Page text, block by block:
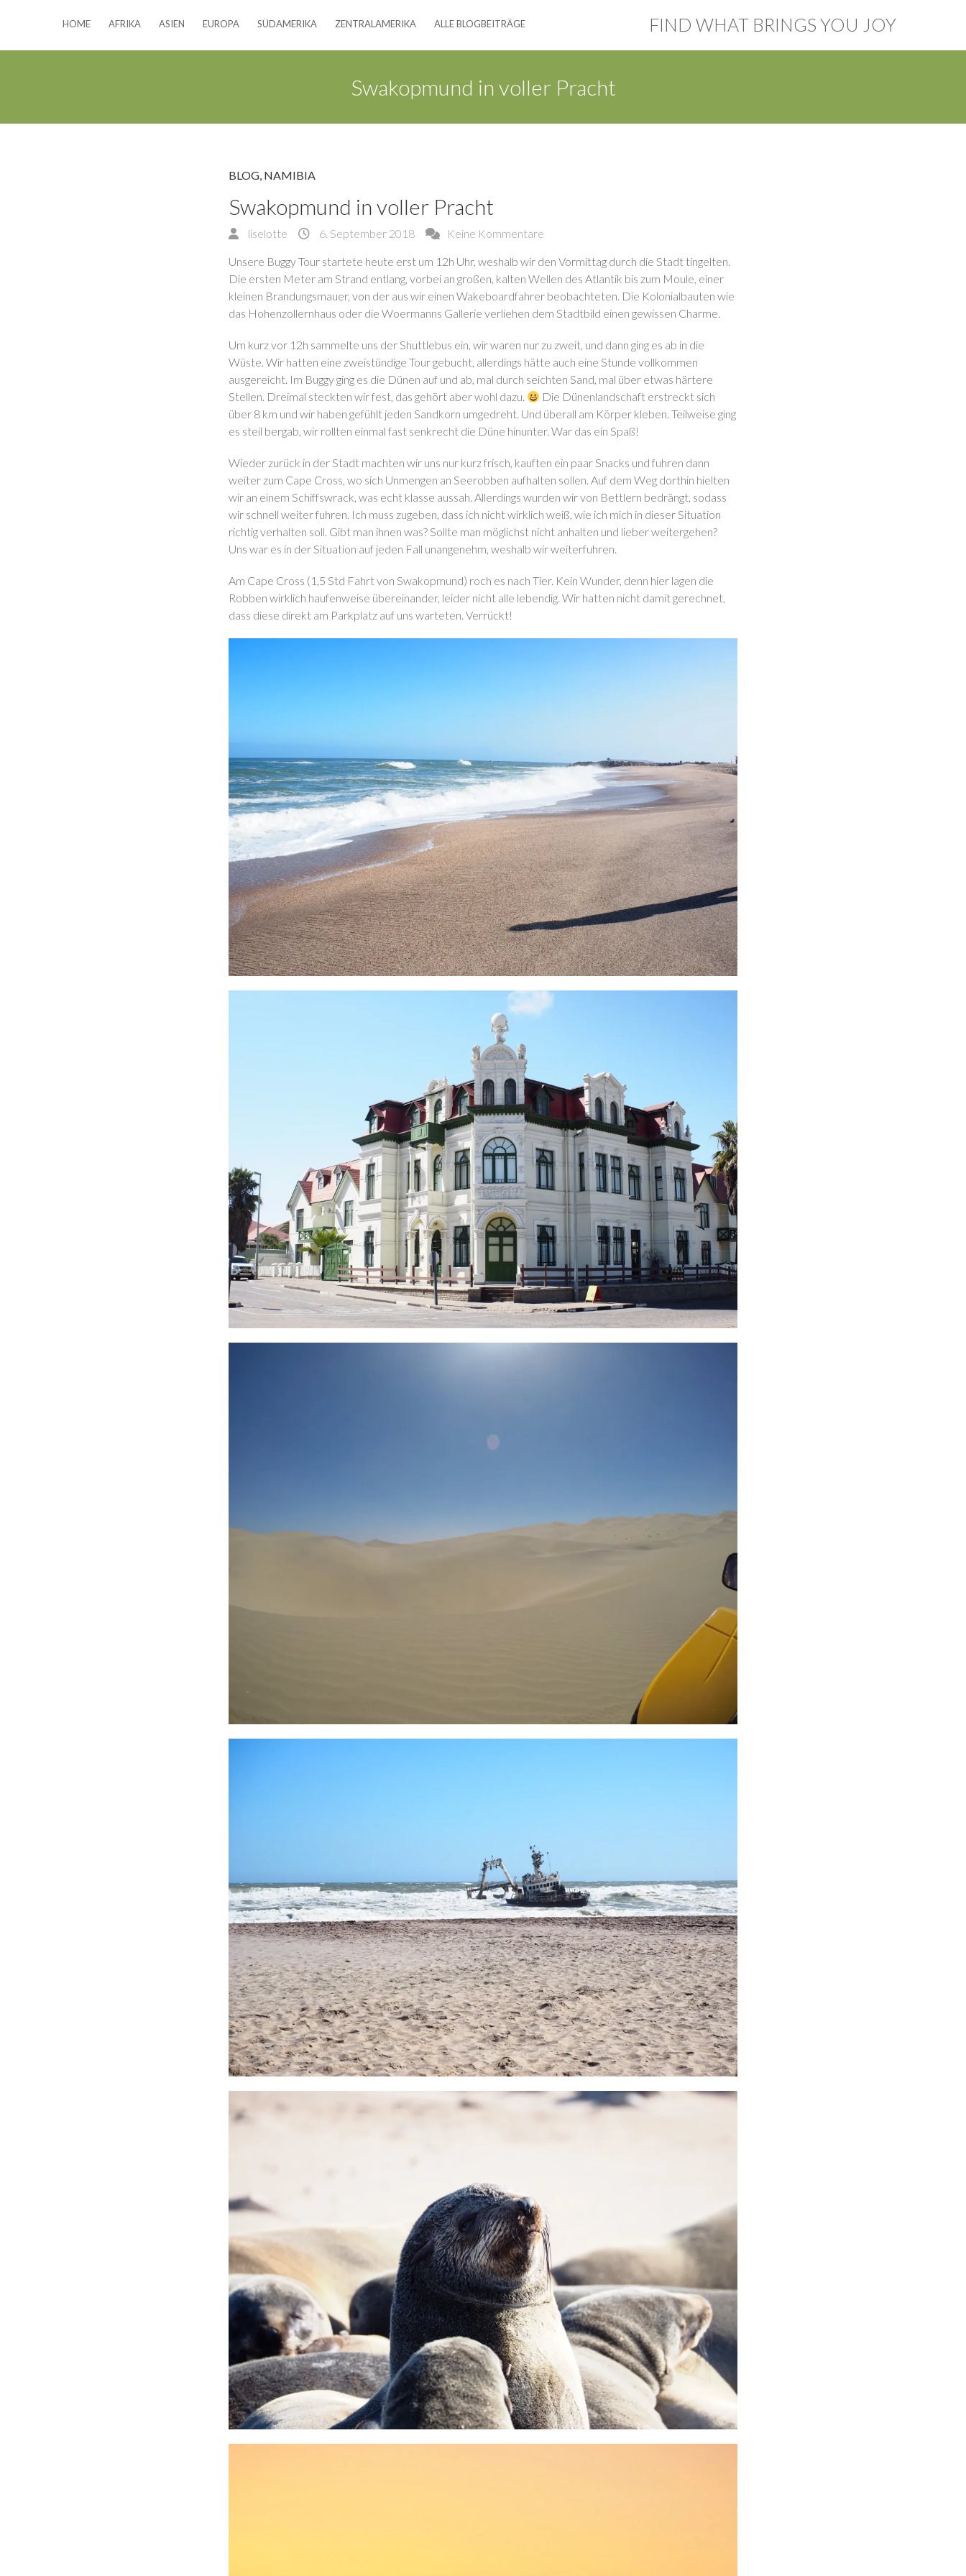
FIND WHAT BRINGS YOU JOY
HOME AFRIKA ASIEN EUROPA SÜDAMERIKA ZENTRALAMERIKA ALLE BLOGBEITRÄGE
Swakopmund in voller Pracht
BLOG, NAMIBIA
Swakopmund in voller Pracht
liselotte 6. September 2018 Keine Kommentare
Unsere Buggy Tour startete heute erst um 12h Uhr, weshalb wir den Vormittag durch die Stadt tingelten.
Die ersten Meter am Strand entlang, vorbei an großen, kalten Wellen des Atlantik bis zum Moule, einer
kleinen Brandungsmauer, von der aus wir einen Wakeboardfahrer beobachteten. Die Kolonialbauten wie
das Hohenzollernhaus oder die Woermanns Gallerie verliehen dem Stadtbild einen gewissen Charme.
Um kurz vor 12h sammelte uns der Shuttlebus ein, wir waren nur zu zweit, und dann ging es ab in die
Wüste. Wir hatten eine zweistündige Tour gebucht, allerdings hätte auch eine Stunde vollkommen
ausgereicht. Im Buggy ging es die Dünen auf und ab, mal durch seichten Sand, mal über etwas härtere
Stellen. Dreimal steckten wir fest, das gehört aber wohl dazu.
Die Dünenlandschaft erstreckt sich
über 8 km und wir haben gefühlt jeden Sandkorn umgedreht. Und überall am Körper kleben. Teilweise ging
es steil bergab, wir rollten einmal fast senkrecht die Düne hinunter. War das ein Spaß!
Wieder zurück in der Stadt machten wir uns nur kurz frisch, kauften ein paar Snacks und fuhren dann
weiter zum Cape Cross, wo sich Unmengen an Seerobben aufhalten sollen. Auf dem Weg dorthin hielten
wir an einem Schiffswrack, was echt klasse aussah. Allerdings wurden wir von Bettlern bedrängt, sodass
wir schnell weiter fuhren. Ich muss zugeben, dass ich nicht wirklich weiß, wie ich mich in dieser Situation
richtig verhalten soll. Gibt man ihnen was? Sollte man möglichst nicht anhalten und lieber weitergehen?
Uns war es in der Situation auf jeden Fall unangenehm, weshalb wir weiterfuhren.
Am Cape Cross (1,5 Std Fahrt von Swakopmund) roch es nach Tier. Kein Wunder, denn hier lagen die
Robben wirklich haufenweise übereinander, leider nicht alle lebendig. Wir hatten nicht damit gerechnet,
dass diese direkt am Parkplatz auf uns warteten. Verrückt!